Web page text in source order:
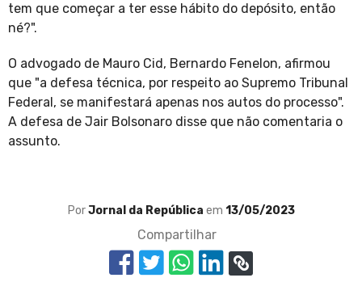
tem que começar a ter esse hábito do depósito, então
né?".
O advogado de Mauro Cid, Bernardo Fenelon, afirmou
que "a defesa técnica, por respeito ao Supremo Tribunal
Federal, se manifestará apenas nos autos do processo".
A defesa de Jair Bolsonaro disse que não comentaria o
assunto.
PorJornal da República em 13/05/2023
Compartilhar